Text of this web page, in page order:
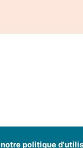
politique